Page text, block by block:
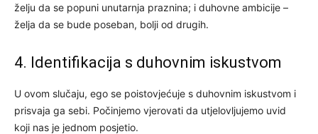
želju da se popuni unutarnja praznina; i duhovne ambicije –
želja da se bude poseban, bolji od drugih.
4. Identifikacija s duhovnim iskustvom
U ovom slučaju, ego se poistovjećuje s duhovnim iskustvom i
prisvaja ga sebi. Počinjemo vjerovati da utjelovljujemo uvid
koji nas je jednom posjetio.